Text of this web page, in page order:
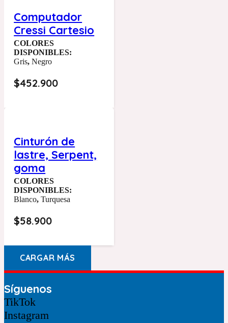
Computador
Cressi Cartesio
COLORES
DISPONIBLES:
Gris,Negro
$452.900
Cinturón de
lastre, Serpent,
goma
COLORES
DISPONIBLES:
Blanco,Turquesa
$58.900
CARGAR MÁS
Síguenos
TikTok
Instagram